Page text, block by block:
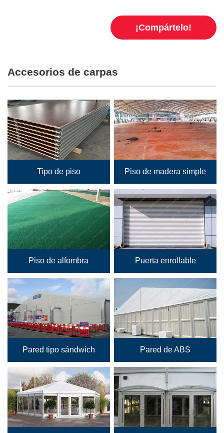
¡Compártelo!
Accesorios de carpas
Tipo de piso Piso de madera simple
Piso de alfombra Puerta enrollable
Pared tipo sándwich Pared de ABS